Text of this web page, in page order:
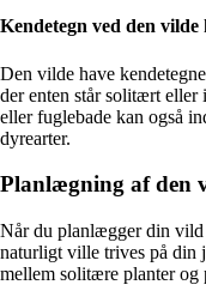
Kendetegn ved den vilde
Den vilde have
der enten står solitært eller
eller fuglebade kan også
dyrearter.
Planlægning af den
Når du planlægger din vild
naturligt ville trives på din
mellem solitære planter og